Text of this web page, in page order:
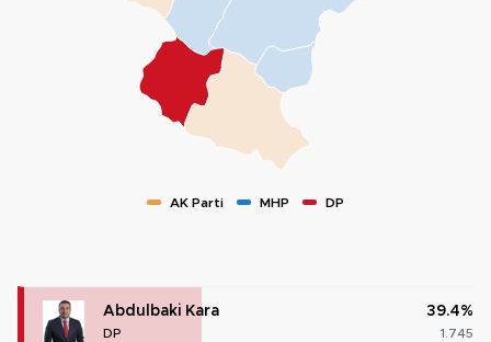
AK Parti MHP DP
Abdulbaki Kara
DP
39.4%
1.745